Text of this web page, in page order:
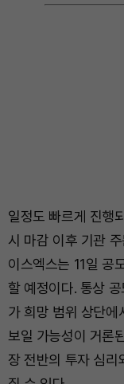
일정도 빠르게 진행
시 마감 이후 기관
이스엑스는 11일 공
할 예정이다. 통상
가 희망 범위 상단에
보일 가능성이 거론
장 전반의 투자 심리